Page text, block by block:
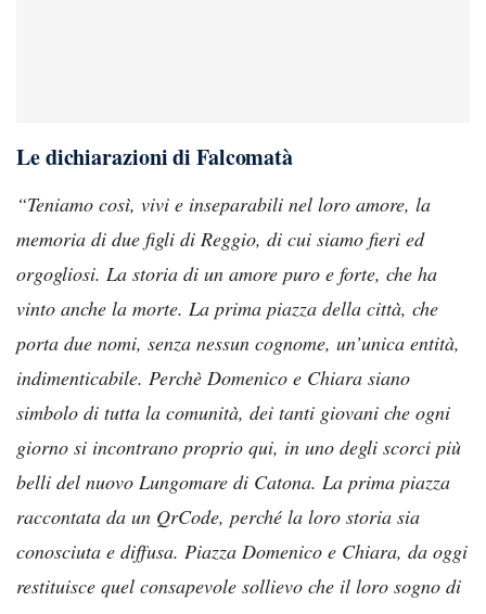
Le dichiarazioni di Falcomatà
“Teniamo così, vivi e inseparabili nel loro amore, la
memoria di due figli di Reggio, di cui siamo fieri ed
orgogliosi. La storia di un amore puro e forte, che ha
vinto anche la morte. La prima piazza della città, che
porta due nomi, senza nessun cognome, un’unica entità,
indimenticabile. Perchè Domenico e Chiara siano
simbolo di tutta la comunità, dei tanti giovani che ogni
giorno si incontrano proprio qui, in uno degli scorci più
belli del nuovo Lungomare di Catona. La prima piazza
raccontata da un QrCode, perché la loro storia sia
conosciuta e diffusa. Piazza Domenico e Chiara, da oggi
restituisce quel consapevole sollievo che il loro sogno di